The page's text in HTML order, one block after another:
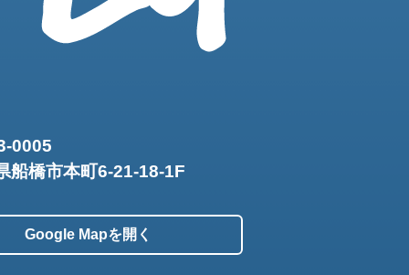
0005
船橋市本町6-21-18-1F
Google Mapを開く